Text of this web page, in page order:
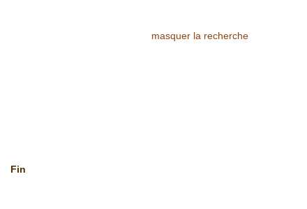
masquer la recherche
Fin